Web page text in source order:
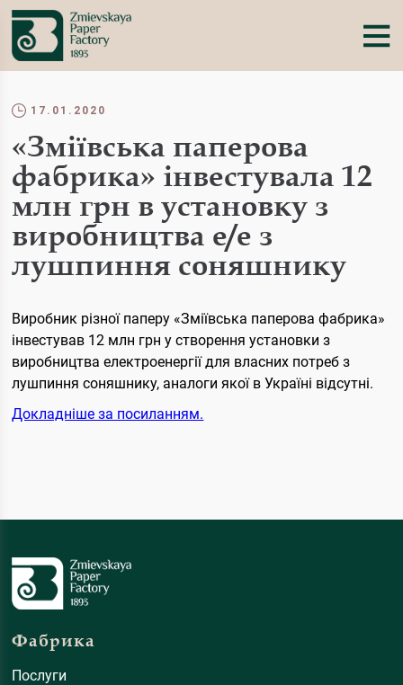
17.01.2020
«Зміївська паперова
фабрика» інвестувала 12
млн грн в установку з
виробництва е/е з
лушпиння соняшнику
Виробник різної паперу «Зміївська паперова фабрика»
інвестував 12 млн грн у створення установки з
виробництва електроенергії для власних потреб з
лушпиння соняшнику, аналоги якої в Україні відсутні.
Докладніше за посиланням.
Фабрика
Послуги